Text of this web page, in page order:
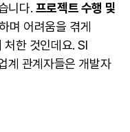
니다. 프로젝트 수행 및
며 어려움을 겪게
한 것인데요. SI
계 관계자들은 개발자